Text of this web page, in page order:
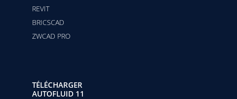
REVIT
BRICSCAD
ZWCAD PRO
TÉLÉCHARGER
AUTOFLUID 11